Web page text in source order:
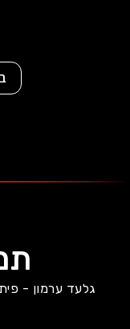
גלעד ערמון -